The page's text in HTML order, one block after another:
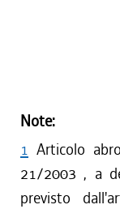
Note:
1 Articolo
21/2003 , a
previsto